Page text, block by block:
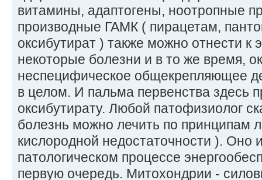
витамины, адаптогены, ноотропные
производные ГАМК ( пирацетам,
оксибутират ) также можно отнести к
некоторые болезни и в то же время,
неспецифическое общекрепляющее
в целом. И пальма первенства здесь
оксибутирату. Любой патофизиолог
болезнь можно лечить по принципам
кислородной недостаточности ). Оно
патологическом процессе
первую очередь. Митохондрии -